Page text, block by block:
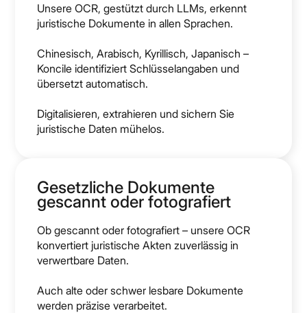
Unsere OCR, gestützt durch LLMs, erkennt
juristische Dokumente in allen Sprachen.
Chinesisch, Arabisch, Kyrillisch, Japanisch –
Koncile identifiziert Schlüsselangaben und
übersetzt automatisch.
Digitalisieren, extrahieren und sichern Sie
juristische Daten mühelos.
Gesetzliche Dokumente
gescannt oder fotografiert
Ob gescannt oder fotografiert – unsere OCR
konvertiert juristische Akten zuverlässig in
verwertbare Daten.
Auch alte oder schwer lesbare Dokumente
werden präzise verarbeitet.